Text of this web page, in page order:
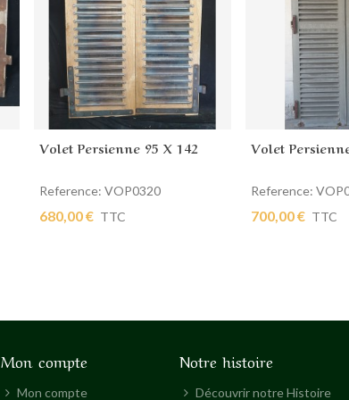
Ajouter au panier
Volet Persienne 95 X 142
Reference: VOP0320
680,00 € TTC
Ajouter au
Volet
Reference:
700,00 € TTC
Mon compte
Mon compte
Notre histoire
Découvrir notre Histoire